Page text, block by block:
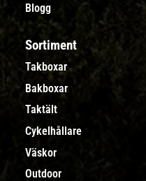
Blogg
Sortiment
Takboxar
Bakboxar
Taktält
Cykelhållare
Väskor
Outdoor